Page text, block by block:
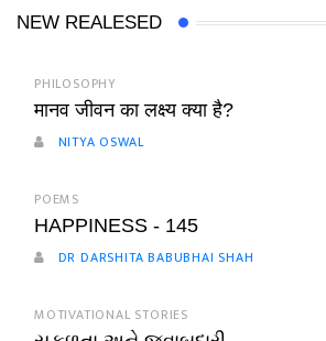
NEW REALESED
PHILOSOPHY
मानव जीवन का लक्ष्य क्या है?
NITYA OSWAL
POEMS
HAPPINESS - 145
DR DARSHITA BABUBHAI SHAH
MOTIVATIONAL STORIES